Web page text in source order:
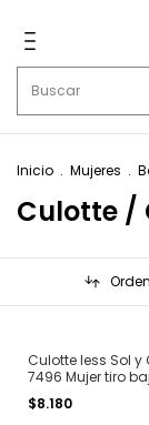
Inicio . Mujeres .
Culotte /
Culotte less Sol y
7496 Mujer tiro
clásico T. 2 al 4
$8.180